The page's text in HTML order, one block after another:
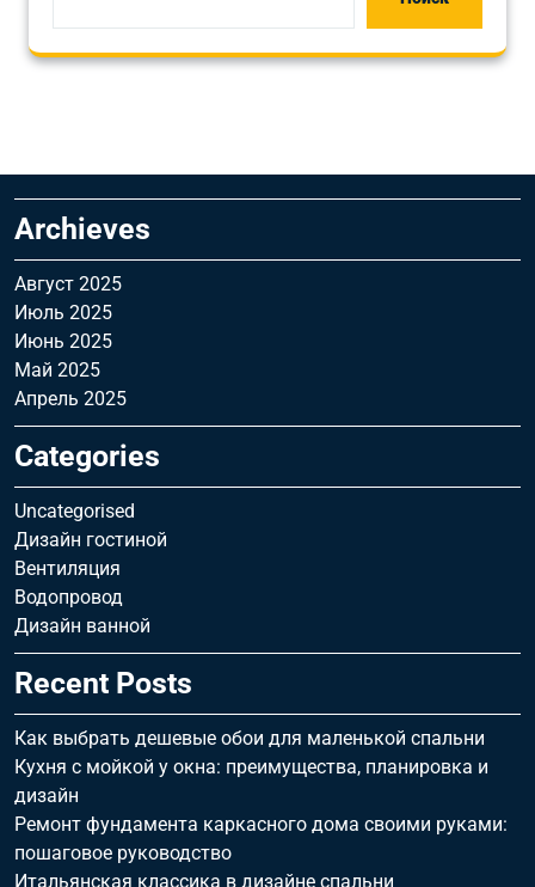
Archieves
Август 2025
Июль 2025
Июнь 2025
Май 2025
Апрель 2025
Categories
Uncategorised
Дизайн гостиной
Вентиляция
Водопровод
Дизайн ванной
Recent Posts
Как выбрать дешевые обои для маленькой спальни
Кухня с мойкой у окна: преимущества, планировка и
дизайн
Ремонт фундамента каркасного дома своими руками:
пошаговое руководство
Итальянская классика в дизайне спальни